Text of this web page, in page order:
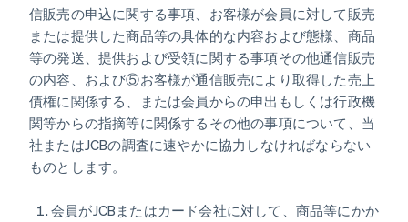
信販売の申込に関する事項、お客様が会員に対して販売
または提供した商品等の具体的な内容および態様、商品
等の発送、提供および受領に関する事項その他通信販売
の内容、および⑤お客様が通信販売により取得した売上
債権に関係する、または会員からの申出もしくは行政機
関等からの指摘等に関係するその他の事項について、当
社またはJCBの調査に速やかに協力しなければならない
ものとします。
会員がJCBまたはカード会社に対して、商品等にかか